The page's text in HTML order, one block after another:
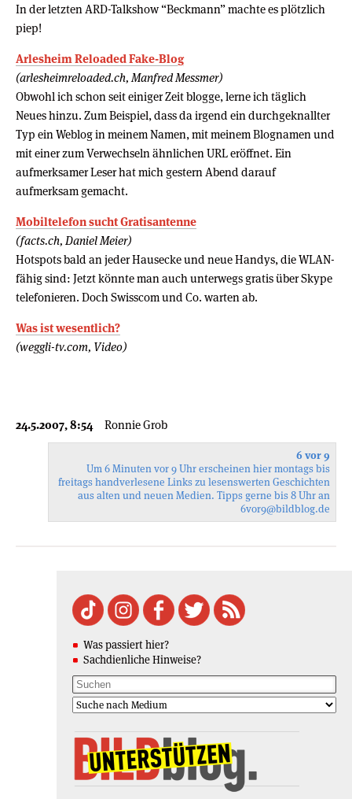
In der letzten ARD-Talkshow “Beckmann” machte es plötzlich
piep!
Arlesheim Reloaded Fake-Blog
(arlesheimreloaded.ch, Manfred Messmer)
Obwohl ich schon seit einiger Zeit blogge, lerne ich täglich
Neues hinzu. Zum Beispiel, dass da irgend ein durchgeknallter
Typ ein Weblog in meinem Namen, mit meinem Blognamen und
mit einer zum Verwechseln ähnlichen URL eröffnet. Ein
aufmerksamer Leser hat mich gestern Abend darauf
aufmerksam gemacht.
Mobiltelefon sucht Gratisantenne
(facts.ch, Daniel Meier)
Hotspots bald an jeder Hausecke und neue Handys, die WLAN-
fähig sind: Jetzt könnte man auch unterwegs gratis über Skype
telefonieren. Doch Swisscom und Co. warten ab.
Was ist wesentlich?
(weggli-tv.com, Video)
24.5.2007, 8:54 Ronnie Grob
6 vor 9
Um 6 Minuten vor 9 Uhr erscheinen hier montags bis
freitags handverlesene Links zu lesenswerten Geschichten
aus alten und neuen Medien. Tipps gerne bis 8 Uhr an
6vor9@bildblog.de
Was passiert hier?
Sachdienliche Hinweise?